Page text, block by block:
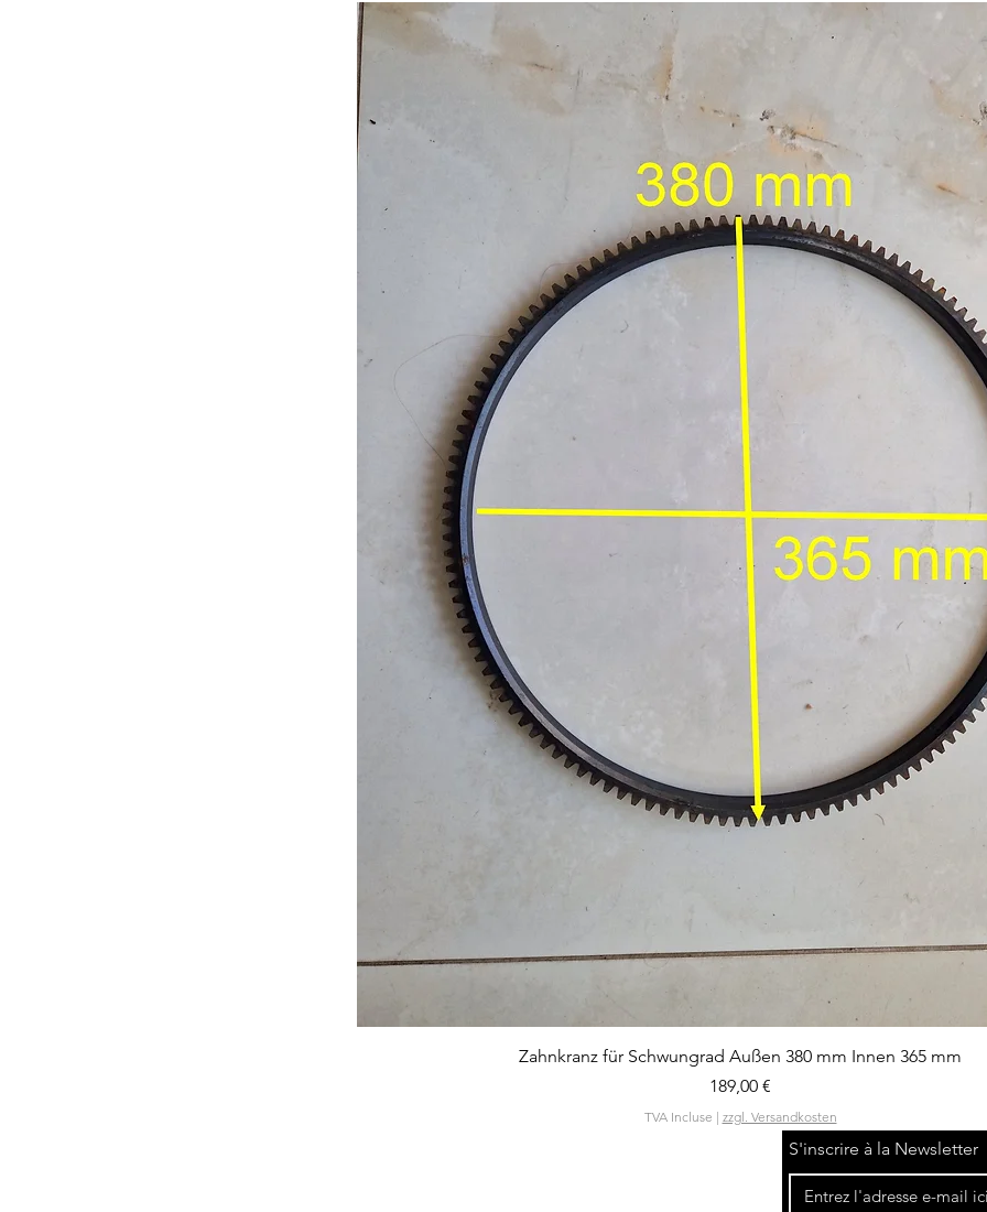
Aperçu rapide
Zahnkranz für Schwungrad Außen 380 mm Innen 365 mm
Prix
189,00 €
TVA Incluse | zzgl. Versandkosten
S'inscrire à la Newsletter